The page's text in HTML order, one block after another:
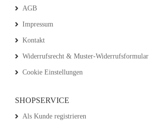
AGB
Impressum
Kontakt
Widerrufsrecht & Muster-Widerrufsformular
Cookie Einstellungen
SHOPSERVICE
Als Kunde registrieren